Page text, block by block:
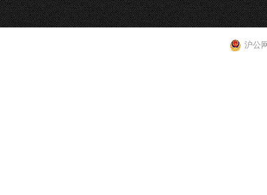
沪公